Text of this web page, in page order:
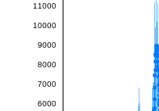
6000
7000
8000
9000
10000
11000